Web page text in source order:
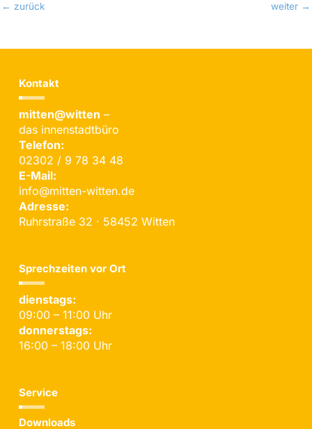
← zurück weiter →
Kontakt
mitten@witten –
das innenstadtbüro
Telefon:
02302 / 9 78 34 48
E-Mail:
info@mitten-witten.de
Adresse:
Ruhrstraße 32 · 58452 Witten
Sprechzeiten vor Ort
dienstags:
09:00 – 11:00 Uhr
donnerstags:
16:00 – 18:00 Uhr
Service
Downloads